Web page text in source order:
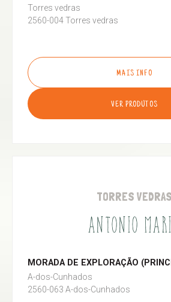
Torres vedras
2560-004 Torres vedras
MAIS INFO
VER PRODUTOS
TORRES VEDRAS
ANTONIO
MORADA DE EXPLORAÇÃO
A-dos-Cunhados
2560-063 A-dos-Cunhados